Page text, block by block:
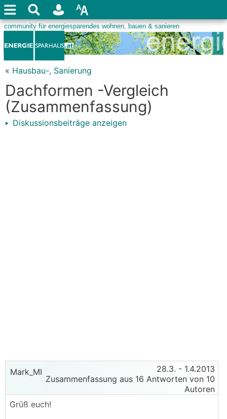
« Hausbau-, Sanierung
Dachformen -Vergleich
(Zusammenfassung)
Diskussionsbeiträge anzeigen
Mark_MI 28.3. - 1.4.2013
Zusammenfassung aus 16 Antworten von 10
Autoren
Grüß euch!